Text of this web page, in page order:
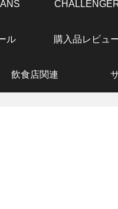
ル 購入品レビュ
飲食店関連